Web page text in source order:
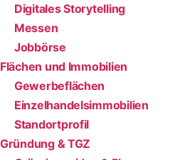
Digitales Storytelling
Messen
Jobbörse
Flächen und Immobilien
Gewerbeflächen
Einzelhandelsimmobilien
Standortprofil
Gründung & TGZ